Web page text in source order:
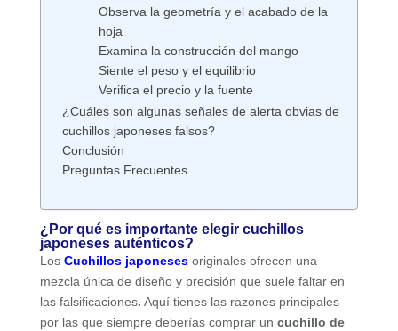
Observa la geometría y el acabado de la
hoja
Examina la construcción del mango
Siente el peso y el equilibrio
Verifica el precio y la fuente
¿Cuáles son algunas señales de alerta obvias de
cuchillos japoneses falsos?
Conclusión
Preguntas Frecuentes
¿Por qué es importante elegir cuchillos
japoneses auténticos?
Los Cuchillos japonesesoriginales ofrecen una
mezcla única de diseño y precisión que suele faltar en
las falsificaciones. Aquí tienes las razones principales
por las que siempre deberías comprar un cuchillo de